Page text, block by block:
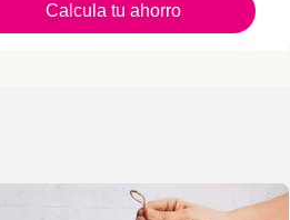
Calcula tu ahorro